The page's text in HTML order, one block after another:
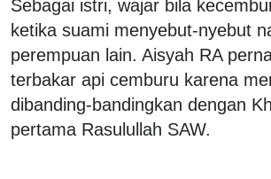
Sebagai istri, wajar bila
ketika suami menyebut-nyebut
perempuan lain. Aisyah RA
terbakar api cemburu karena
dibanding-bandingkan dengan
pertama Rasulullah SAW.